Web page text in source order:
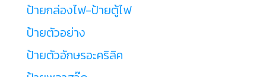
ป้ายกล่องไฟ-ป้ายตู้ไฟ
ป้ายตัวอย่าง
ป้ายตัวอักษรอะคริลิค